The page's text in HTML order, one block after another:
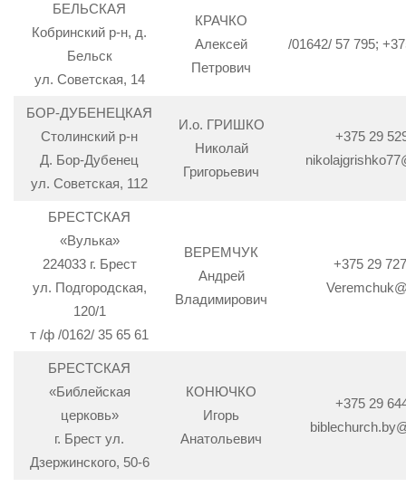
БЕЛЬСКАЯ
Кобринский р-н, д.
Бельск
ул. Советская, 14
КРАЧКО
Алексей
Петрович
/01642/ 57 795;
БОР-ДУБЕНЕЦКАЯ
Столинский р-н
Д. Бор-Дубенец
ул. Советская, 112
И.о. ГРИШКО
Николай
Григорьевич
+375 29
БРЕСТСКАЯ
«Вулька»
224033 г. Брест
ул. Подгородская,
120/1
т /ф /0162/ 35 65 61
ВЕРЕМЧУК
Андрей
Владимирович
+375 29
БРЕСТСКАЯ
«Библейская
церковь»
г. Брест ул.
Дзержинского, 50-6
КОНЮЧКО
Игорь
Анатольевич
+375 29